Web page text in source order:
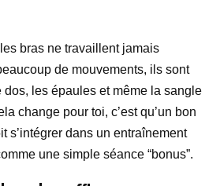
bras ne travaillent jamais
de mouvements, ils sont
les épaules et même la sangle
change pour toi, c’est qu’un bon
s’intégrer dans un entraînement
une simple séance “bonus”.